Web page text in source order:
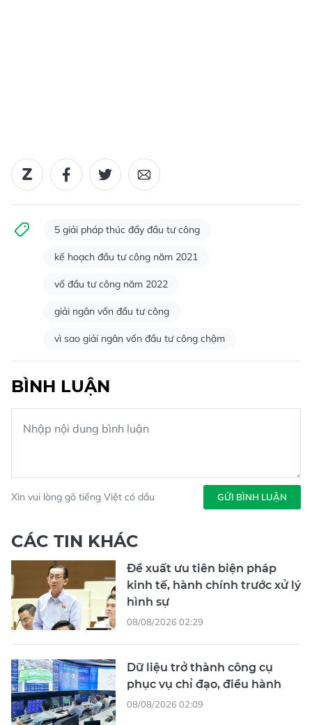
5 giải pháp thúc đẩy đầu tư công
kế hoạch đầu tư công năm 2021
vố đầu tư công năm 2022
giải ngân vốn đầu tư công
vì sao giải ngân vốn đầu tư công chậm
BÌNH LUẬN
Xin vui lòng gõ tiếng Việt có dấu GỬI BÌNH LUẬN
CÁC TIN KHÁC
Đề xuất ưu tiên biện pháp
kinh tế, hành chính trước xử lý
hình sự
08/08/2026 02:29
Dữ liệu trở thành công cụ
phục vụ chỉ đạo, điều hành
08/08/2026 02:09